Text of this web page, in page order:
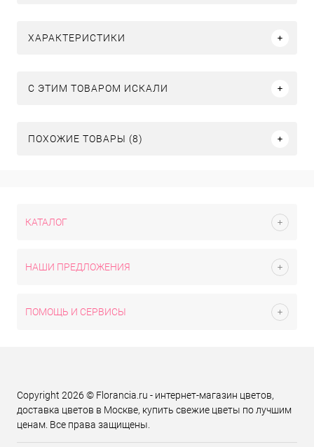
ХАРАКТЕРИСТИКИ
C ЭТИМ ТОВАРОМ ИСКАЛИ
ПОХОЖИЕ ТОВАРЫ (8)
КАТАЛОГ
НАШИ ПРЕДЛОЖЕНИЯ
ПОМОЩЬ И СЕРВИСЫ
Copyright 2026 © Florancia.ru - интернет-магазин цветов,
доставка цветов в Москве, купить свежие цветы по лучшим
ценам. Все права защищены.